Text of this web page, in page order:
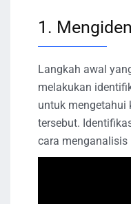
1.
Langkah awal
melakukan
untuk mengetahui
tersebut.
cara